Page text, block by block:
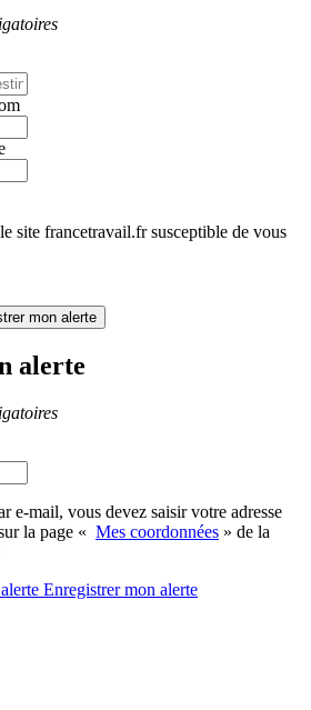
site francetravail.fr susceptible de vous
mon alerte
alerte
e-mail, vous devez saisir votre adresse
la page « Mes coordonnées » de la
Enregistrermon alerte